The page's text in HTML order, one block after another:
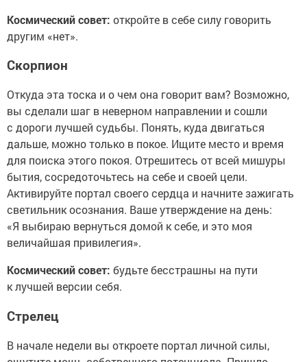
Космический совет: откройте в себе силу говорить
другим «нет».
Скорпион
Откуда эта тоска и о чем она говорит вам? Возможно,
вы сделали шаг в неверном направлении и сошли
с дороги лучшей судьбы. Понять, куда двигаться
дальше, можно только в покое. Ищите место и время
для поиска этого покоя. Отрешитесь от всей мишуры
бытия, сосредоточьтесь на себе и своей цели.
Активируйте портал своего сердца и начните зажигать
светильник осознания. Ваше утверждение на день:
«Я выбираю вернуться домой к себе, и это моя
величайшая привилегия».
Космический совет: будьте бесстрашны на пути
к лучшей версии себя.
Стрелец
В начале недели вы откроете портал личной силы,